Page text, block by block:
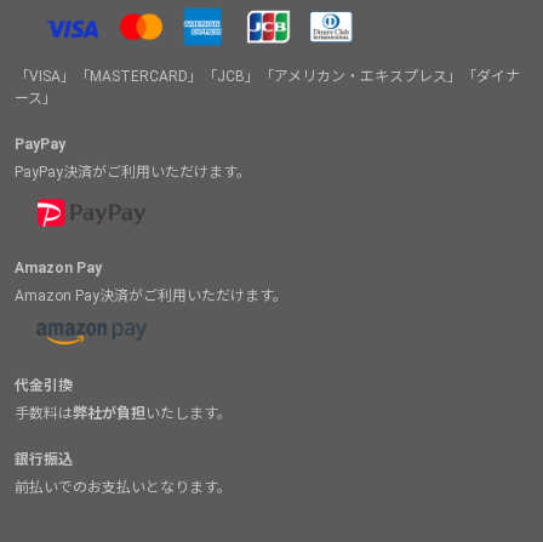
「VISA」「MASTERCARD」「JCB」「アメリカン・エキスプレス」「ダイナ
ース」
PayPay
PayPay決済がご利用いただけます。
Amazon Pay
Amazon Pay決済がご利用いただけます。
代金引換
手数料は弊社が負担いたします。
銀行振込
前払いでのお支払いとなります。